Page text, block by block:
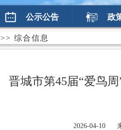
公示公告 政
>> 综合信息
晋城市第45届“爱鸟
2026-04-10